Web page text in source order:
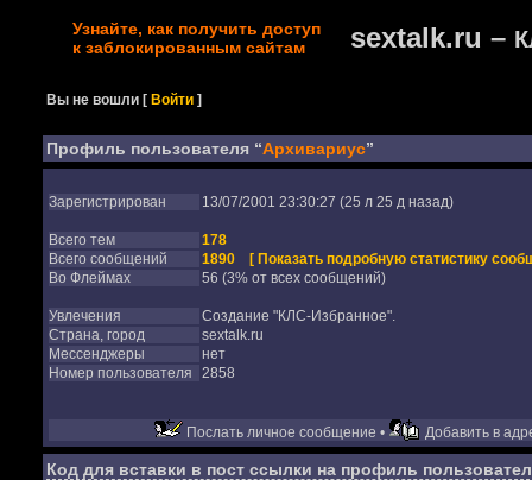
Узнайте, как получить доступ
к заблокированным сайтам
sextalk.ru –
Вы не вошли [Войти ]
Профиль пользователя “Архивариус”
Зарегистрирован 13/07/2001 23:30:27 (25 л 25 д назад)
Всего тем
178
Всего сообщений
1890
[ Показать подробную статистику
Во Флеймах
56 (3% от всех сообщений)
Увлечения
Создание "КЛС-Избранное".
Страна, город
sextalk.ru
Мессенджеры
нет
Номер пользователя
2858
Послать личное сообщение • Добавить в
Код для вставки в пост ссылки на профиль